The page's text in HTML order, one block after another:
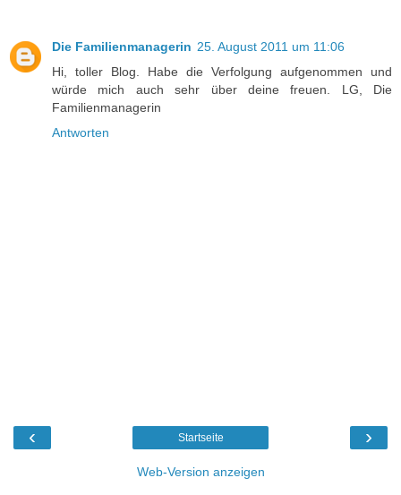
Die Familienmanagerin 25. August 2011 um 11:06
Hi, toller Blog. Habe die Verfolgung aufgenommen und
würde mich auch sehr über deine freuen. LG, Die
Familienmanagerin
Antworten
‹ ›
Startseite
Web-Version anzeigen